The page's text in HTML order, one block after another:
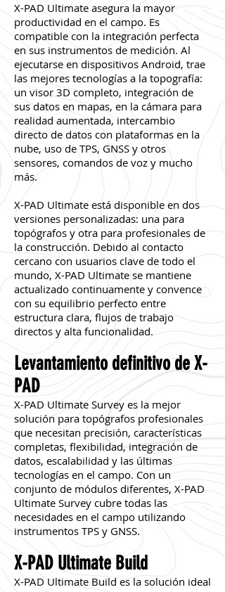
X-PAD Ultimate asegura la mayor
productividad en el campo. Es
compatible con la integración perfecta
en sus instrumentos de medición. Al
ejecutarse en dispositivos Android, trae
las mejores tecnologías a la topografía:
un visor 3D completo, integración de
sus datos en mapas, en la cámara para
realidad aumentada, intercambio
directo de datos con plataformas en la
nube, uso de TPS, GNSS y otros
sensores, comandos de voz y mucho
más.
X-PAD Ultimate está disponible en dos
versiones personalizadas: una para
topógrafos y otra para profesionales de
la construcción. Debido al contacto
cercano con usuarios clave de todo el
mundo, X-PAD Ultimate se mantiene
actualizado continuamente y convence
con su equilibrio perfecto entre
estructura clara, flujos de trabajo
directos y alta funcionalidad.
Levantamiento definitivo de X-
PAD
X-PAD Ultimate Survey es la mejor
solución para topógrafos profesionales
que necesitan precisión, características
completas, flexibilidad, integración de
datos, escalabilidad y las últimas
tecnologías en el campo. Con un
conjunto de módulos diferentes, X-PAD
Ultimate Survey cubre todas las
necesidades en el campo utilizando
instrumentos TPS y GNSS.
X-PAD Ultimate Build
X-PAD Ultimate Build es la solución ideal